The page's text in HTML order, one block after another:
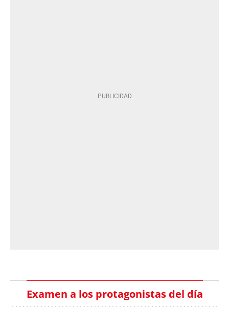
Examen a los protagonistas del día